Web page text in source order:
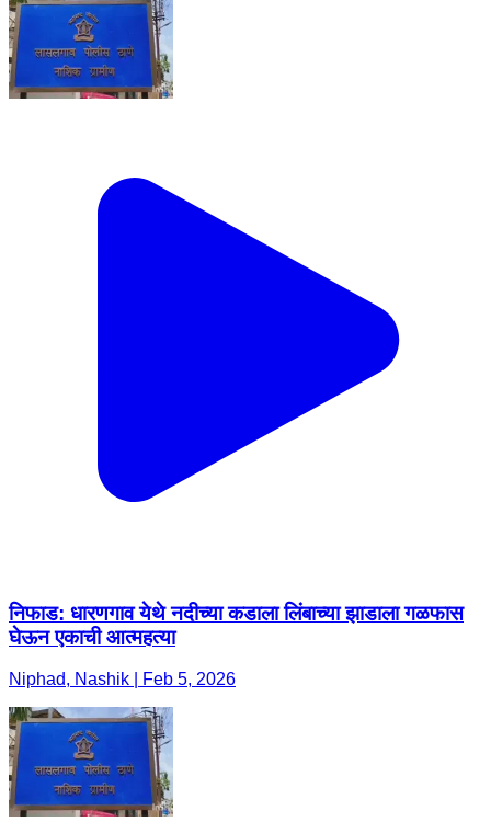
निफाड: धारणगाव येथे नदीच्या कडाला लिंबाच्या झाडाला गळफास
घेऊन एकाची आत्महत्या
Niphad, Nashik | Feb 5, 2026